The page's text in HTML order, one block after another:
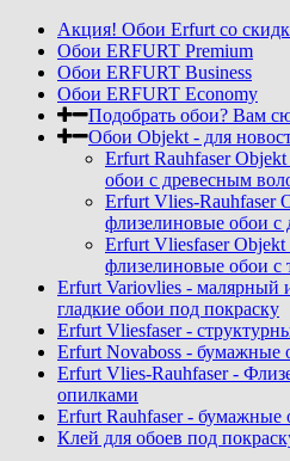
Акция! Обои Erfurt со
Обои ERFURT Premium
Обои ERFURT Business
Обои ERFURT Economy
Подобрать обои? Вам
Обои Objekt - для
Erfurt Rauhfaser
обои с древесным
Erfurt Vlies-Rauhfaser
флизелиновые обои
Erfurt Vliesfaser Objekt
флизелиновые обои
Erfurt Variovlies - малярный
гладкие обои под покраску
Erfurt Vliesfaser -
Erfurt Novaboss - бумажные
Erfurt Vlies-Rauhfaser -
опилками
Erfurt Rauhfaser -
Клей для обоев под